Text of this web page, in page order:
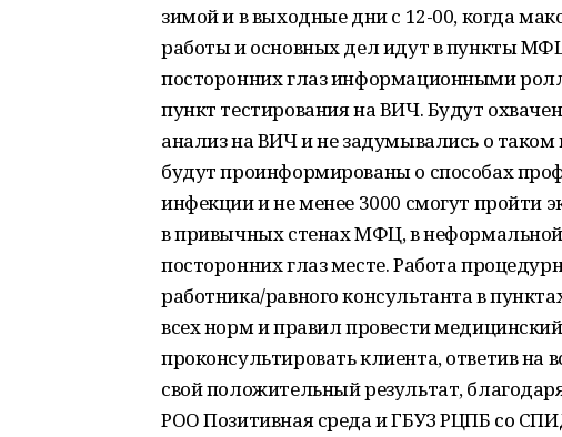
зимой и в выходные дни с 12-00, когда
работы и основных дел идут в пункты
посторонних глаз информационными
пункт тестирования на ВИЧ. Будут
анализ на ВИЧ и не задумывались о
будут проинформированы о способах
инфекции и не менее 3000 смогут пройти
в привычных стенах МФЦ, в
посторонних глаз месте. Работа
работника/равного консультанта в
всех норм и правил провести
проконсультировать клиента, ответив
свой положительный результат,
РОО Позитивная среда и ГБУЗ РЦПБ со